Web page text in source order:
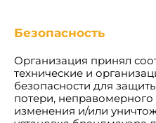
Безопасность
Организация принял
технические и
безопасности для
потери, неправомерного
изменения и/или